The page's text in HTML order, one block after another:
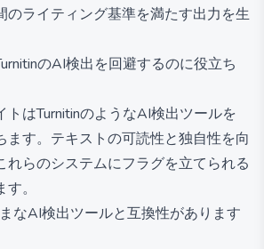
のライティング基準を満たす出力を生
のAI検出を回避するのに役立ち
トはTurnitinのようなAI検出ツールを
ます。テキストの可読性と独自性を向
れらのシステムにフラグを立てられる
。
なAI検出ツールと互換性があります